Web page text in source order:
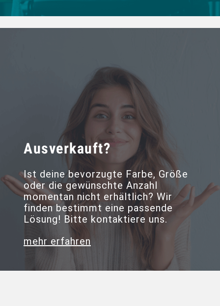
Ausverkauft?
Ist deine bevorzugte Farbe, Größe
oder die gewünschte Anzahl
momentan nicht erhältlich? Wir
finden bestimmt eine passende
Lösung! Bitte kontaktiere uns.
mehr erfahren